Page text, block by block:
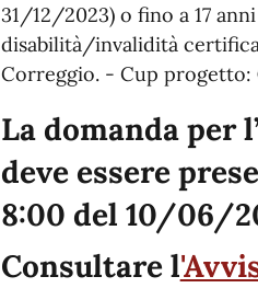
31/12/2023) o fino a 17
disabilità/invalidità
Correggio. - Cup progetto:
La domanda per
deve essere
8:00 del 10/06/
Consultare l